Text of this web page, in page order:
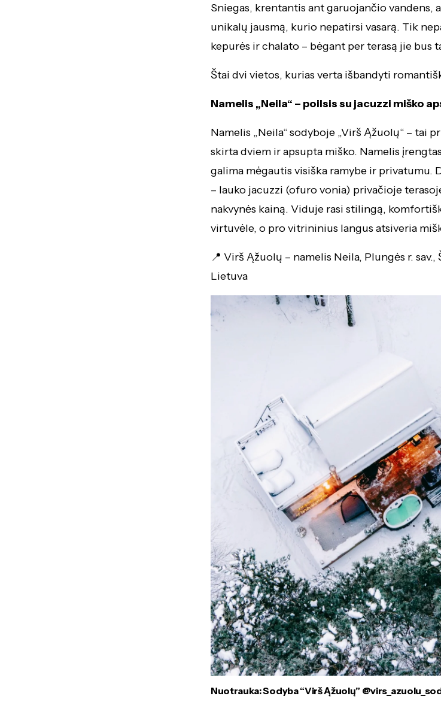
Sniegas, krentantis ant garuojančio vandens,
unikalų jausmą, kurio nepatirsi vasarą. Tik
kepurės ir chalato – bėgant per terasą jie bus
Štai dvi vietos, kurias verta išbandyti
Namelis „Neila“ – poilsis su jacuzzi miško
Namelis „Neila“ sodyboje „Virš Ąžuolų“ – tai
skirta dviem ir apsupta miško. Namelis
galima mėgautis visiška ramybe ir privatumu.
– lauko jacuzzi (ofuro vonia) privačioje
nakvynės kainą. Viduje rasi stilingą,
virtuvėle, o pro vitrininius langus atsiveria
📍 Virš Ąžuolų – namelis Neila, Plungės r. sav.,
Lietuva
Nuotrauka: Sodyba “Virš Ąžuolų”